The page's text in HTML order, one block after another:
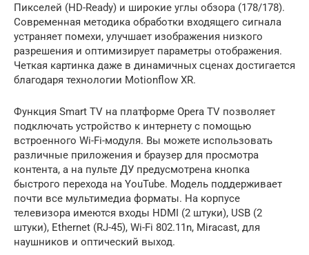
Пикселей (HD-Ready) и широкие углы обзора (178/178).
Современная методика обработки входящего сигнала
устраняет помехи, улучшает изображения низкого
разрешения и оптимизирует параметры отображения.
Четкая картинка даже в динамичных сценах достигается
благодаря технологии Motionflow XR.
Функция Smart TV на платформе Opera TV позволяет
подключать устройство к интернету с помощью
встроенного Wi-Fi-модуля. Вы можете использовать
различные приложения и браузер для просмотра
контента, а на пульте ДУ предусмотрена кнопка
быстрого перехода на YouTube. Модель поддерживает
почти все мультимедиа форматы. На корпусе
телевизора имеются входы HDMI (2 штуки), USB (2
штуки), Ethernet (RJ-45), Wi-Fi 802.11n, Miracast, для
наушников и оптический выход.